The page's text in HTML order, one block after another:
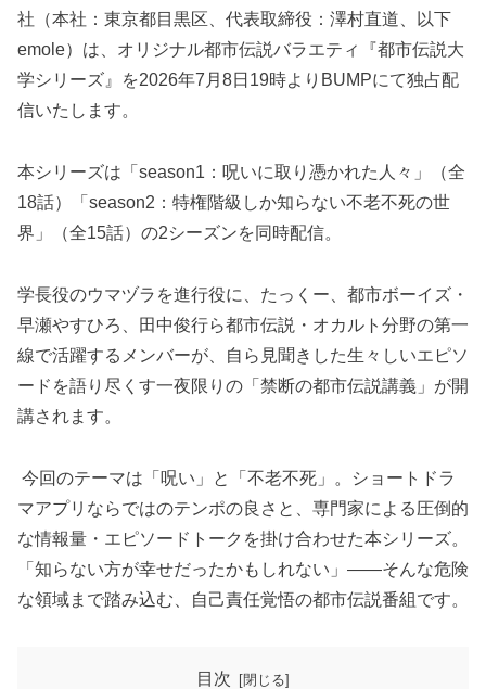
社（本社：東京都目黒区、代表取締役：澤村直道、以下
emole）は、オリジナル都市伝説バラエティ『都市伝説大
学シリーズ』を2026年7月8日19時よりBUMPにて独占配
信いたします。
本シリーズは「season1：呪いに取り憑かれた人々」（全
18話）「season2：特権階級しか知らない不老不死の世
界」（全15話）の2シーズンを同時配信。
学長役のウマヅラを進行役に、たっくー、都市ボーイズ・
早瀬やすひろ、田中俊行ら都市伝説・オカルト分野の第一
線で活躍するメンバーが、自ら見聞きした生々しいエピソ
ードを語り尽くす一夜限りの「禁断の都市伝説講義」が開
講されます。
今回のテーマは「呪い」と「不老不死」。ショートドラ
マアプリならではのテンポの良さと、専門家による圧倒的
な情報量・エピソードトークを掛け合わせた本シリーズ。
「知らない方が幸せだったかもしれない」――そんな危険
な領域まで踏み込む、自己責任覚悟の都市伝説番組です。
目次